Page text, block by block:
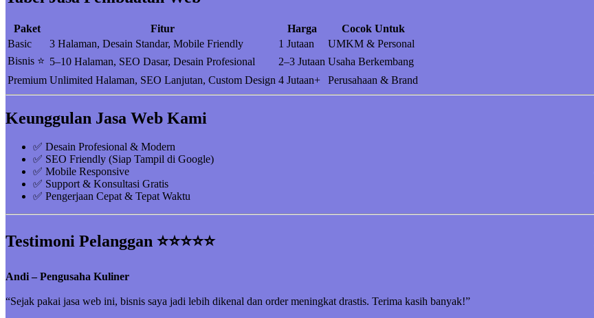
Paket Fitur Harga
Cocok Untuk
Basic
3 Halaman, Desain Standar, Mobile Friendly 1 Jutaan
UMKM & Personal
Bisnis ⭐ 5–10 Halaman, SEO Dasar, Desain Profesional 2–3 Jutaan Usaha Berkembang
Premium Unlimited Halaman, SEO Lanjutan, Custom Design 4 Jutaan+ Perusahaan & Brand
Keunggulan Jasa Web Kami
✅ Desain Profesional & Modern
✅ SEO Friendly (Siap Tampil di Google)
✅ Mobile Responsive
✅ Support & Konsultasi Gratis
✅ Pengerjaan Cepat & Tepat Waktu
Testimoni Pelanggan ⭐⭐⭐⭐⭐
Andi – Pengusaha Kuliner
“Sejak pakai jasa web ini, bisnis saya jadi lebih dikenal dan order meningkat drastis. Terima kasih banyak!”